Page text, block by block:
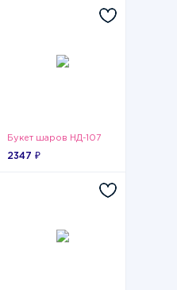
Букет шаров НД-107
2347 ₽